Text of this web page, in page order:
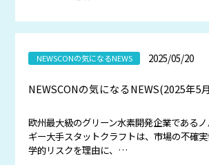
NEWSCONの気になるNEWS 2025/05/20
NEWSCONの気になるNEWS(2025年5
欧州最大級のグリーン水素開発企業である
ギー大手スタットクラフトは、市場の不確
学的リスクを理由に、…